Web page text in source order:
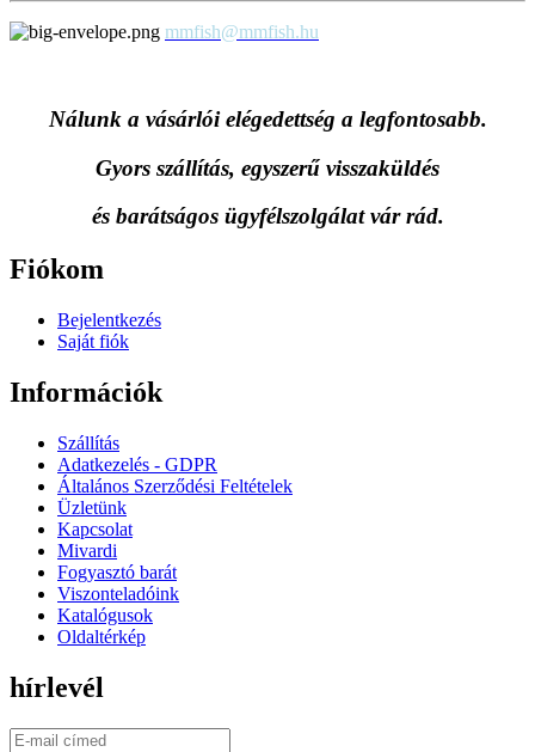
mmfish@mmfish.hu
Nálunk a vásárlói elégedettség a legfontosabb.
Gyors szállítás, egyszerű visszaküldés
és barátságos ügyfélszolgálat vár rád.
Fiókom
Bejelentkezés
Saját fiók
Információk
Szállítás
Adatkezelés - GDPR
Általános Szerződési Feltételek
Üzletünk
Kapcsolat
Mivardi
Fogyasztó barát
Viszonteladóink
Katalógusok
Oldaltérkép
hírlevél